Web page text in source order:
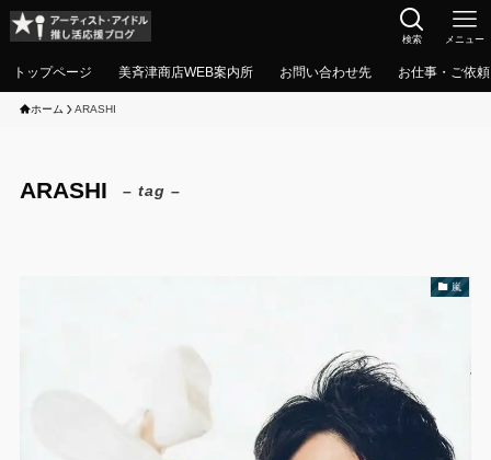
検索 メニュー
トップページ 美斉津商店WEB案内所 お問い合わせ先 お仕事・ご依
ホーム ARASHI
ARASHI – tag –
嵐